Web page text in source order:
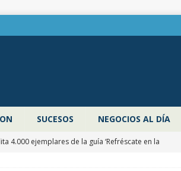
SUCESOS NEGOCIOS AL DÍA
4.000 ejemplares de la guía ‘Refréscate en la